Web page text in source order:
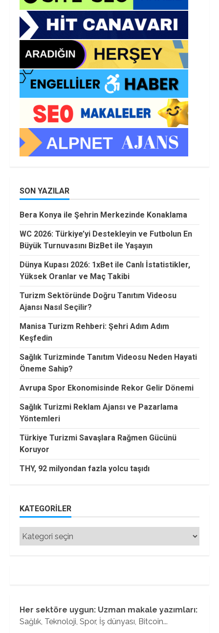
SON YAZILAR
Bera Konya ile Şehrin Merkezinde Konaklama
WC 2026: Türkiye’yi Destekleyin ve Futbolun En
Büyük Turnuvasını BizBet ile Yaşayın
Dünya Kupası 2026: 1xBet ile Canlı İstatistikler,
Yüksek Oranlar ve Maç Takibi
Turizm Sektöründe Doğru Tanıtım Videosu
Ajansı Nasıl Seçilir?
Manisa Turizm Rehberi: Şehri Adım Adım
Keşfedin
Sağlık Turizminde Tanıtım Videosu Neden Hayati
Öneme Sahip?
Avrupa Spor Ekonomisinde Rekor Gelir Dönemi
Sağlık Turizmi Reklam Ajansı ve Pazarlama
Yöntemleri
Türkiye Turizmi Savaşlara Rağmen Gücünü
Koruyor
THY, 92 milyondan fazla yolcu taşıdı
KATEGORILER
Kategoriler
Her sektöre uygun: Uzman makale yazımları:
Sağlık, Teknoloji, Spor, İş dünyası, Bitcoin...